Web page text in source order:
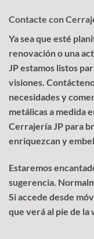
Contacte con
Ya sea que esté
renovación o una
JP estamos listos
visiones.
necesidades y
metálicas a medida
Cerrajería JP para
enriquezcan y
Estaremos
sugerencia.
Si accede desde
que verá al pie de la